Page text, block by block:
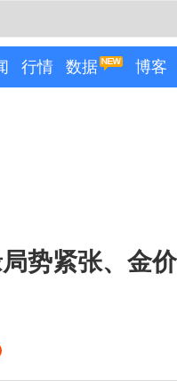
行情 数据 博客
势紧张、金